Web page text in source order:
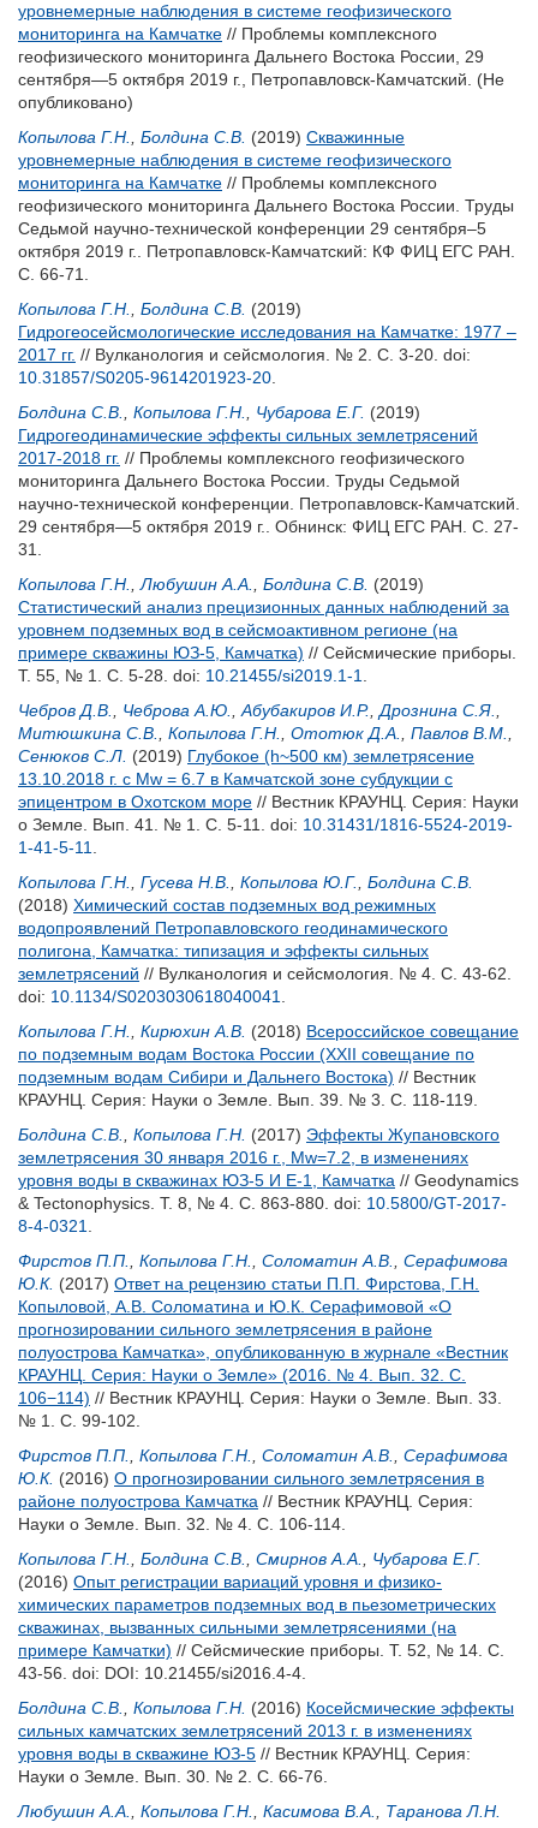
уровнемерные наблюдения в системе геофизического
мониторинга на Камчатке // Проблемы комплексного
геофизического мониторинга Дальнего Востока России, 29
сентября—5 октября 2019 г., Петропавловск-Камчатский. (Не
опубликовано)
Копылова Г.Н.
Болдина С.В. (2019) Скважинные
уровнемерные наблюдения в системе геофизического
мониторинга на Камчатке // Проблемы комплексного
геофизического мониторинга Дальнего Востока России. Труды
Седьмой научно-технической конференции 29 сентября–5
октября 2019 г.. Петропавловск-Камчатский: КФ ФИЦ ЕГС РАН.
С. 66-71.
Копылова Г.Н.
Болдина С.В. (2019)
Гидрогеосейсмологические исследования на Камчатке: 1977 –
2017 гг. // Вулканология и сейсмология. № 2. С. 3-20. doi:
10.31857/S0205-9614201923-20
Болдина С.В.
Копылова Г.Н. Чубарова Е.Г. (2019)
Гидрогеодинамические эффекты сильных землетрясений
2017-2018 гг. // Проблемы комплексного геофизического
мониторинга Дальнего Востока России. Труды Седьмой
научно-технической конференции. Петропавловск-Камчатский.
29 сентября—5 октября 2019 г.. Обнинск: ФИЦ ЕГС РАН. С. 27-
31.
Копылова Г.Н.
Любушин А.А. Болдина С.В. (2019)
Статистический анализ прецизионных данных наблюдений за
уровнем подземных вод в сейсмоактивном регионе (на
примере скважины ЮЗ-5, Камчатка) // Сейсмические приборы.
Т. 55, № 1. С. 5-28. doi: 10.21455/si2019.1-1
Чебров Д.В.
Чеброва А.Ю. Абубакиров И.Р. Дрознина С.Я.
Митюшкина С.В.
Копылова Г.Н. Ототюк Д.А. Павлов В.М.
Сенюков С.Л. (2019) Глубокое (h~500 км) землетрясение
13.10.2018 г. с Mw = 6.7 в Камчатской зоне субдукции с
эпицентром в Охотском море // Вестник КРАУНЦ. Серия: Науки
о Земле. Вып. 41. № 1. С. 5-11. doi: 10.31431/1816-5524-2019-
1-41-5-11
Копылова Г.Н.
Гусева Н.В. Копылова Ю.Г.
Болдина С.В.
(2018) Химический состав подземных вод режимных
водопроявлений Петропавловского геодинамического
полигона, Камчатка: типизация и эффекты сильных
землетрясений // Вулканология и сейсмология. № 4. С. 43-62.
doi: 10.1134/S0203030618040041
Копылова Г.Н.
Кирюхин А.В. (2018) Всероссийское совещание
по подземным водам Востока России (XXII совещание по
подземным водам Сибири и Дальнего Востока) // Вестник
КРАУНЦ. Серия: Науки о Земле. Вып. 39. № 3. С. 118-119.
Болдина С.В.
Копылова Г.Н. (2017) Эффекты Жупановского
землетрясения 30 января 2016 г., Mw=7.2, в изменениях
уровня воды в скважинах ЮЗ-5 И Е-1, Камчатка // Geodynamics
& Tectonophysics. Т. 8, № 4. С. 863-880. doi: 10.5800/GT-2017-
8-4-0321
Фирстов П.П.
Копылова Г.Н. Соломатин А.В.
Серафимова
Ю.К. (2017) Ответ на рецензию статьи П.П. Фирстова, Г.Н.
Копыловой, А.В. Соломатина и Ю.К. Серафимовой «О
прогнозировании сильного землетрясения в районе
полуострова Камчатка», опубликованную в журнале «Вестник
КРАУНЦ. Серия: Науки о Земле» (2016. № 4. Вып. 32. С.
106−114) // Вестник КРАУНЦ. Серия: Науки о Земле. Вып. 33.
№ 1. С. 99-102.
Фирстов П.П.
Копылова Г.Н. Соломатин А.В.
Серафимова
Ю.К. (2016) О прогнозировании сильного землетрясения в
районе полуострова Камчатка // Вестник КРАУНЦ. Серия:
Науки о Земле. Вып. 32. № 4. С. 106-114.
Копылова Г.Н.
Болдина С.В. Смирнов А.А.
Чубарова Е.Г.
(2016) Опыт регистрации вариаций уровня и физико-
химических параметров подземных вод в пьезометрических
скважинах, вызванных сильными землетрясениями (на
примере Камчатки) // Сейсмические приборы. Т. 52, № 14. С.
43-56. doi: DOI: 10.21455/si2016.4-4.
Болдина С.В.
Копылова Г.Н. (2016) Косейсмические эффекты
сильных камчатских землетрясений 2013 г. в изменениях
уровня воды в скважине ЮЗ-5 // Вестник КРАУНЦ. Серия:
Науки о Земле. Вып. 30. № 2. С. 66-76.
Любушин А.А.
Копылова Г.Н. Касимова В.А.
Таранова Л.Н.